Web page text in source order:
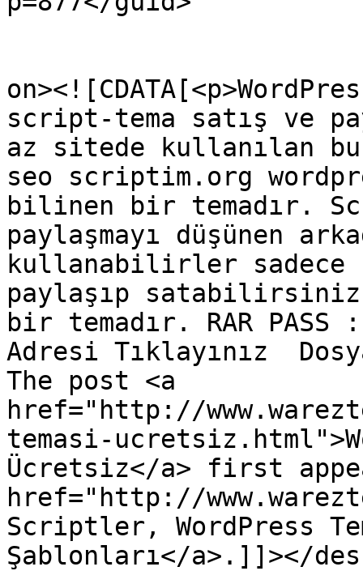
script-tema satış ve
az sitede kullanılan bu
seo scriptim.org
bilinen bir temadır.
paylaşmayı düşünen
kullanabilirler sadece
paylaşıp
bir temadır. RAR PASS
Adresi Tıklayınız
The post <a
href="http://
temasi-
Ücretsiz</a> first
href="http://
Scriptler, WordPress
Şablonları</a>.]]></